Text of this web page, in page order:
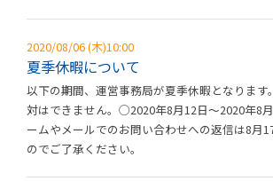
2020/08/06 (木)10:00
夏季休暇について
以下の期間、運営事務局が夏季休暇となります
対はできません。◯2020年8月12日～2020年8
ームやメールでのお問い合わせへの返信は8月
のでご了承ください。